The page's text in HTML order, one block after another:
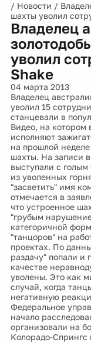
/ Новости /
шахты уволил
Владелец
уволил
Shake
04 марта 2013
Владелец
уволил 15
станцевали в
Видео, на котором
исполняют
на прошлой
шахты. На записи
выступали с
из уволенных
"засветить" имя
отмечается в
что устроенное
"грубым
категоричной
"танцоров" на
проектах. По
раздачу" попали и
качестве
уволены. Это как
случай, когда
негативную
Федеральное
начало
организовали на
Колорадо-Спрингс